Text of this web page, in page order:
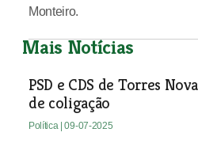
Monteiro.
Mais Notícias
PSD e CDS de Torres
de coligação
Política | 09-07-2025